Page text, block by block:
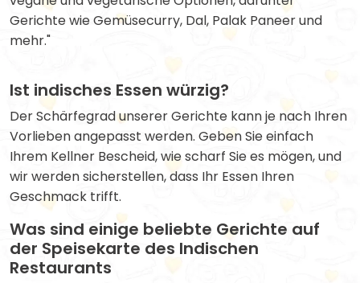
Gerichte wie Gemüsecurry, Dal, Palak Paneer und
mehr."
Ist indisches Essen würzig?
Der Schärfegrad unserer Gerichte kann je nach Ihren
Vorlieben angepasst werden. Geben Sie einfach
Ihrem Kellner Bescheid, wie scharf Sie es mögen, und
wir werden sicherstellen, dass Ihr Essen Ihren
Geschmack trifft.
Was sind einige beliebte Gerichte auf
der Speisekarte des Indischen
Restaurants